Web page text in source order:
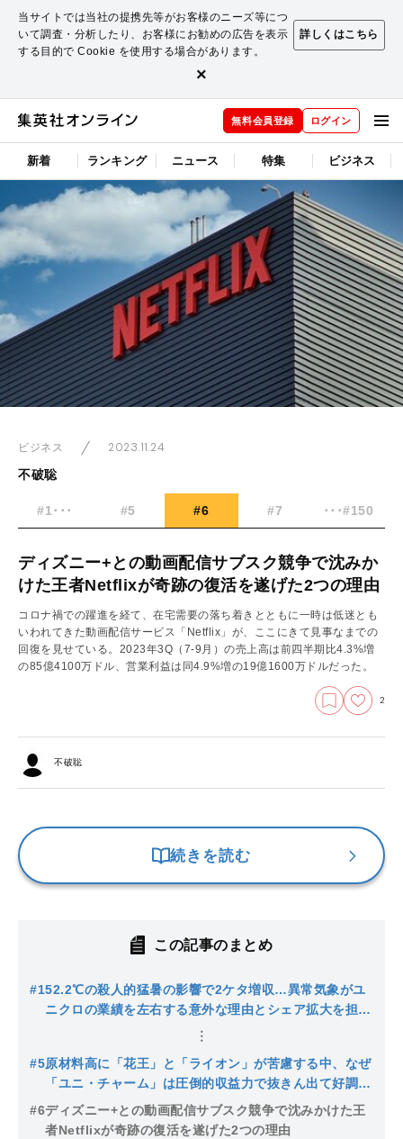
当サイトでは当社の提携先等がお客様のニーズ等につ
いて調査・分析したり、お客様にお勧めの広告を表示
する目的で Cookie を使用する場合があります。
詳しくはこちら
×
無料会員登録 ログイン
新着 ランキング ニュース 特集 ビジネス
ビジネス
2023.11.24
不破聡
#1･･･ #5 #6 #7 ･･･#150
ディズニー+との動画配信サブスク競争で沈みか
けた王者Netflixが奇跡の復活を遂げた2つの理由
コロナ禍での躍進を経て、在宅需要の落ち着きとともに一時は低迷とも
いわれてきた動画配信サービス「Netflix」が、ここにきて見事なまでの
回復を見せている。2023年3Q（7-9月）の売上高は前四半期比4.3%増
の85億4100万ドル、営業利益は同4.9%増の19億1600万ドルだった。
2
不破聡
続きを読む
この記事のまとめ
#152.2℃の殺人的猛暑の影響で2ケタ増収…異常気象がユ
ニクロの業績を左右する意外な理由とシェア拡大を担う
#5原材料高に「花王」と「ライオン」が苦慮する中、なぜ
「ユニ・チャーム」は圧倒的収益力で抜きん出て好調な
のか？
#6ディズニー+との動画配信サブスク競争で沈みかけた王
者Netflixが奇跡の復活を遂げた2つの理由